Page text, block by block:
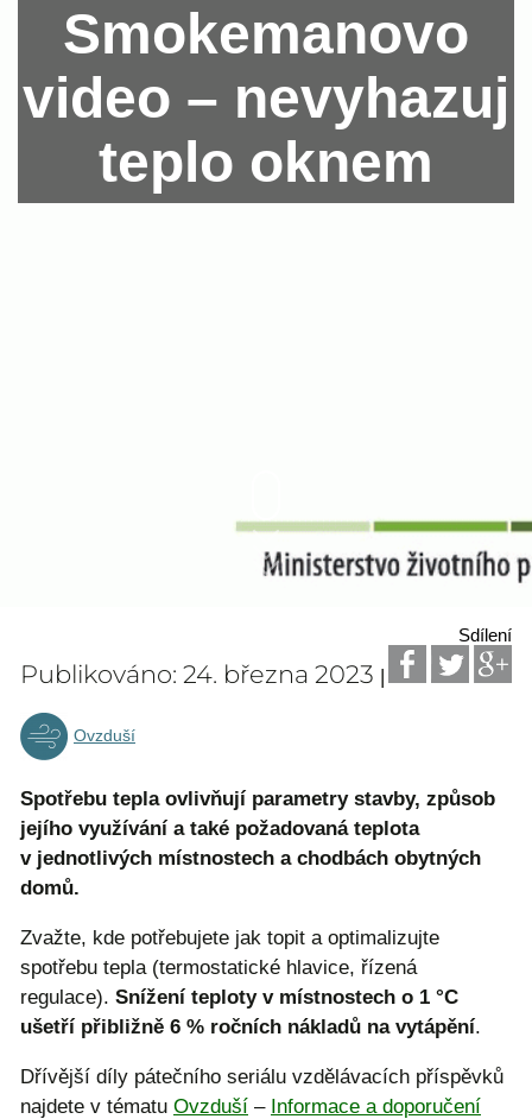
Smokemanovo
video – nevyhazuj
teplo oknem
Sdílení
Publikováno: 24. března 2023 |
Ovzduší
Spotřebu tepla ovlivňují parametry stavby, způsob
jejího využívání a také požadovaná teplota
v jednotlivých místnostech a chodbách obytných
domů.
Zvažte, kde potřebujete jak topit a optimalizujte
spotřebu tepla (termostatické hlavice, řízená
regulace). Snížení teploty v místnostech o 1 °C
ušetří přibližně 6 % ročních nákladů na vytápění.
Dřívější díly pátečního seriálu vzdělávacích příspěvků
najdete v tématu Ovzduší – Informace a doporučení